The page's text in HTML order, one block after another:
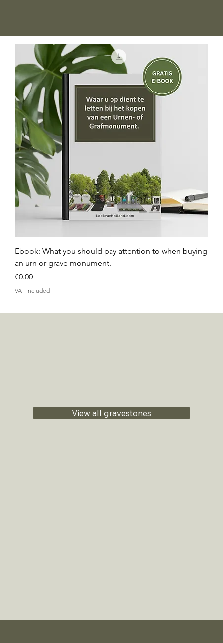
Ebook: What you should pay attention to when buying
an urn or grave monument.
Price
€0.00
VAT Included
View all gravestones